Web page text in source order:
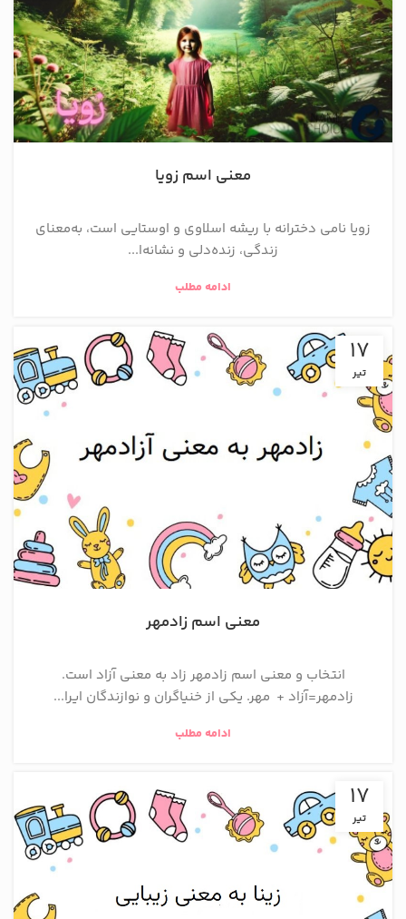
معنی اسم زویا
زویا نامی دخترانه با ریشه اسلاوی و اوستایی است، به‌معنای
زندگی، زنده‌دلی و نشانه‌ا...
ادامه مطلب
17
تیر
معنی اسم زادمهر
انتخاب و معنی اسم زادمهر زاد به معنی آزاد است.
زادمهر=آزاد + مهر. یکی از خنیاگران و نوازندگان ایرا...
ادامه مطلب
17
تیر